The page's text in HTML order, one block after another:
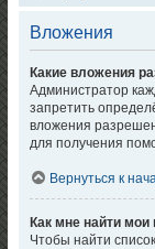
Вложения
Какие вложения
Администратор
запретить
вложения
для получения
Вернуться к
Как мне найти
Чтобы найти